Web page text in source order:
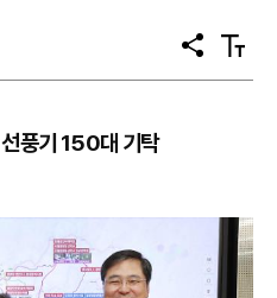
공
유
텍
스
풍기 150대 기탁